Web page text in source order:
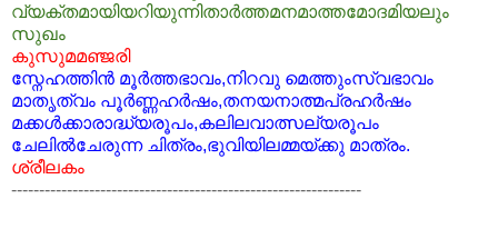
വ്യക്തമായിയറിയുന്നിതാര്‍ത്തമനമാത്തമോദമിയലും
സുഖം
കുസുമമഞ്ജരി
സ്നേഹത്തിന്‍ മൂര്‍ത്തഭാവം,നിറവു മെത്തുംസ്വഭാവം
മാതൃത്വം പൂര്‍ണ്ണഹര്‍ഷം,തനയനാത്മപ്രഹര്‍ഷം
മക്കള്‍ക്കാരാദ്ധ്യരൂപം,കലിലവാത്സല്യരൂപം
ചേലില്‍ചേരുന്ന ചിത്രം,ഭുവിയിലമ്മയ്ക്കു മാത്രം.
ശ്രീലകം
---------------------------------------------------------------